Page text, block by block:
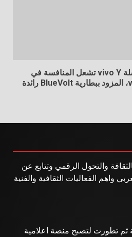
أكبر بطارية في تاريخ سلسلة vivo Y تشعل المنافسة في
مصر مع إطلاق vivo Y500، المزود ببطارية BlueVolt رائدة
والتحول الرقمي وتتابع عن
واهم الفعاليات الثقافية والفنية
ثم تطورت لتصبح منصة اعلامية